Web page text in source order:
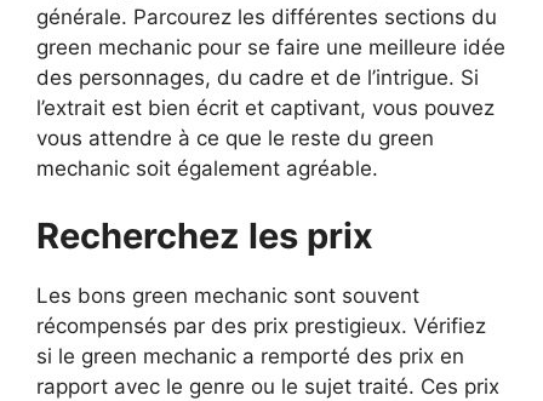
générale. Parcourez les différentes sections du
green mechanic pour se faire une meilleure idée
des personnages, du cadre et de l’intrigue. Si
l’extrait est bien écrit et captivant, vous pouvez
vous attendre à ce que le reste du green
mechanic soit également agréable.
Recherchez les prix
Les bons green mechanic sont souvent
récompensés par des prix prestigieux. Vérifiez
si le green mechanic a remporté des prix en
rapport avec le genre ou le sujet traité. Ces prix